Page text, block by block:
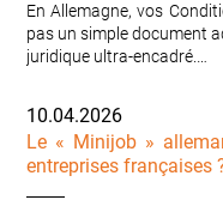
En Allemagne, vos
pas un simple document
juridique ultra-encadré.…
10.04.2026
Le « Minijob »
entreprises françaises